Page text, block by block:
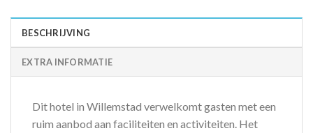
BESCHRIJVING
EXTRA INFORMATIE
Dit hotel in Willemstad verwelkomt gasten met een
ruim aanbod aan faciliteiten en activiteiten. Het